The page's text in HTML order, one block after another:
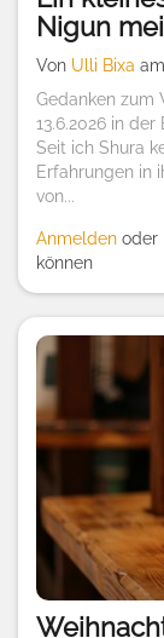
Nigun
Von Ulli Bixa
Gedanken zum
13.6.2026 in
Seit ich Shura
Erfahrungen in
von...
Anmelden oder
können